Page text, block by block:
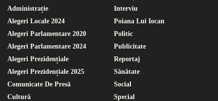
Administrație
Alegeri Locale 2024
Alegeri Parlamentare 2020
Alegeri Parlamentare 2024
Alegeri Prezidențiale
Alegeri Prezidențiale 2025
Comunicate De Presă
Cultură
Interviu
Poiana Lui Iocan
Politic
Publicitate
Reportaj
Sănătate
Social
Special